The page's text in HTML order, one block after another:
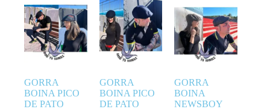
GORRA
BOINA PICO
DE PATO
GORRA
BOINA PICO
DE PATO
GORRA
BOINA
NEWSBOY